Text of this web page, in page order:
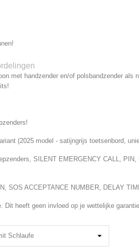
met handzender en/of polsbandzender als
(2025 model - satijngrijs toetsenbord,
SILENT EMERGENCY CALL,
SOS ACCEPTANCE NUMBER, DELAY
Dit heeft geen invloed op je wettelijke